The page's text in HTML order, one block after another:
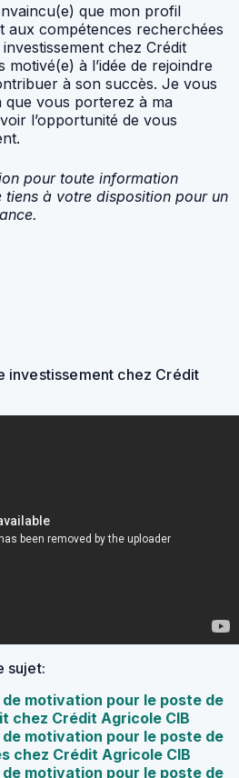
que mon profil
aux compétences recherchées
chez Crédit
à l’idée de rejoindre
à son succès. Je vous
que vous porterez à ma
l’opportunité de vous
pour toute information
tiens à votre disposition pour un
investissement chez Crédit
sujet:
motivation pour le poste de
chez Crédit Agricole CIB
motivation pour le poste de
chez Crédit Agricole CIB
motivation pour le poste de